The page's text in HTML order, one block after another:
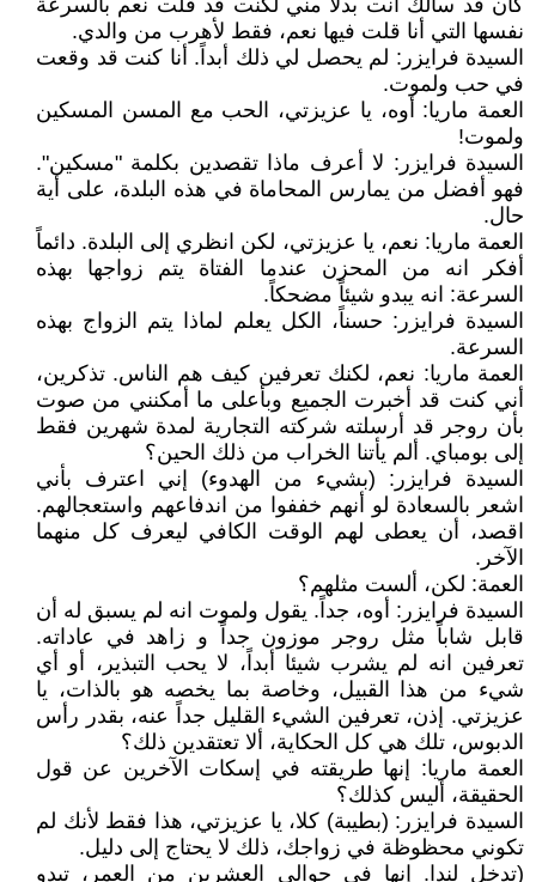
كان قد سألك أنت بدلاً مني لكنت قد قلت نعم بالسرعة
نفسها التي أنا قلت فيها نعم، فقط لأهرب من والدي.
السيدة فرايزر: لم يحصل لي ذلك أبداً. أنا كنت قد وقعت
في حب ولموت.
العمة ماريا: أوه، يا عزيزتي، الحب مع المسن المسكين
ولموت!
السيدة فرايزر: لا أعرف ماذا تقصدين بكلمة "مسكين".
فهو أفضل من يمارس المحاماة في هذه البلدة، على أية
حال.
العمة ماريا: نعم، يا عزيزتي، لكن انظري إلى البلدة. دائماً
أفكر انه من المحزن عندما الفتاة يتم زواجها بهذه
السرعة: انه يبدو شيئاً مضحكاً.
السيدة فرايزر: حسناً، الكل يعلم لماذا يتم الزواج بهذه
السرعة.
العمة ماريا: نعم، لكنك تعرفين كيف هم الناس. تذكرين،
أني كنت قد أخبرت الجميع وبأعلى ما أمكنني من صوت
بأن روجر قد أرسلته شركته التجارية لمدة شهرين فقط
إلى بومباي. ألم يأتنا الخراب من ذلك الحين؟
السيدة فرايزر: (بشيء من الهدوء) إني اعترف بأني
اشعر بالسعادة لو أنهم خففوا من اندفاعهم واستعجالهم.
اقصد، أن يعطى لهم الوقت الكافي ليعرف كل منهما
الآخر.
العمة: لكن، ألست مثلهم؟
السيدة فرايزر: أوه، جداً. يقول ولموت انه لم يسبق له أن
قابل شاباً مثل روجر موزون جداً و زاهد في عاداته.
تعرفين انه لم يشرب شيئا أبداً، لا يحب التبذير، أو أي
شيء من هذا القبيل، وخاصة بما يخصه هو بالذات، يا
عزيزتي. إذن، تعرفين الشيء القليل جداً عنه، بقدر رأس
الدبوس، تلك هي كل الحكاية، ألا تعتقدين ذلك؟
العمة ماريا: إنها طريقته في إسكات الآخرين عن قول
الحقيقة، أليس كذلك؟
السيدة فرايزر: (بطيبة) كلا، يا عزيزتي، هذا فقط لأنك لم
تكوني محظوظة في زواجك، ذلك لا يحتاج إلى دليل.
(تدخل لندا. إنها في حوالي العشرين من العمر، تبدو